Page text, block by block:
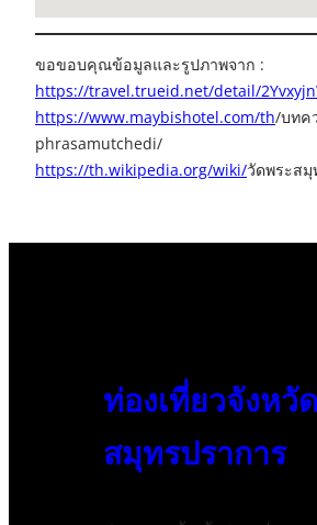
ขอขอบคุณข้อมูลและรูปภาพจาก :
https://travel.trueid.net/detail/
https://www.maybishotel.com/th/บทค
phrasamutchedi/
https://th.wikipedia.org/wiki/วัดพระสมุ
ท่องเที่ยวจังหวัด
สมุทรปราการ